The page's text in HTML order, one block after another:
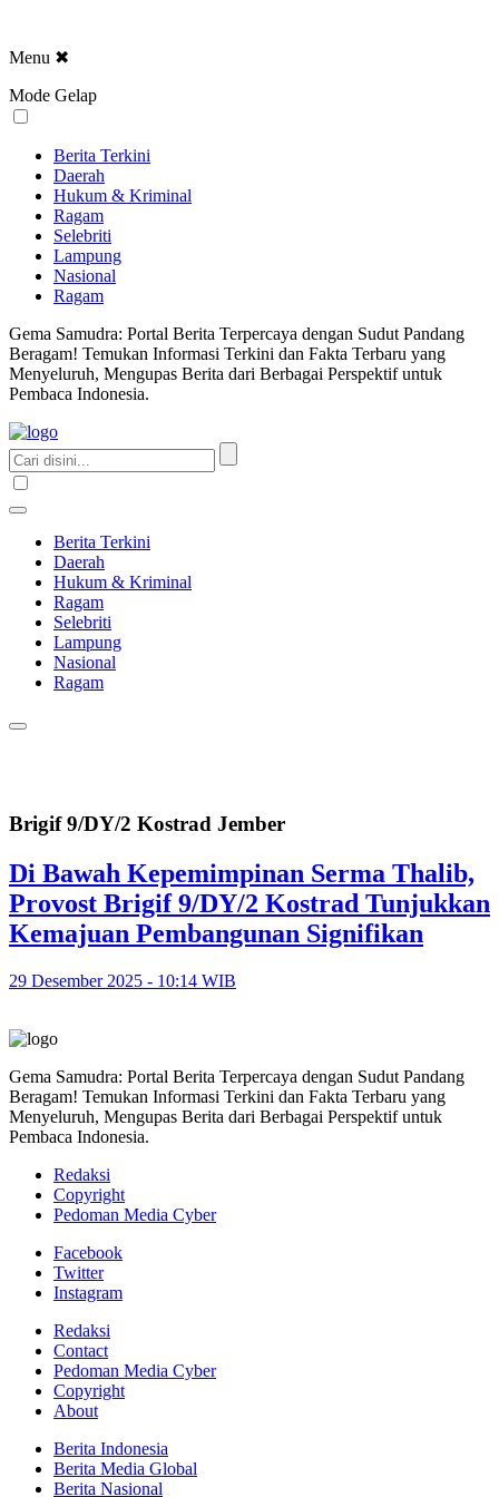
Menu ✖
Mode Gelap
Berita Terkini
Daerah
Hukum & Kriminal
Ragam
Selebriti
Lampung
Nasional
Ragam
Gema Samudra: Portal Berita Terpercaya dengan Sudut Pandang
Beragam! Temukan Informasi Terkini dan Fakta Terbaru yang
Menyeluruh, Mengupas Berita dari Berbagai Perspektif untuk
Pembaca Indonesia.
Berita Terkini
Daerah
Hukum & Kriminal
Ragam
Selebriti
Lampung
Nasional
Ragam
Brigif 9/DY/2 Kostrad Jember
Di Bawah Kepemimpinan Serma Thalib,
Provost Brigif 9/DY/2 Kostrad Tunjukkan
Kemajuan Pembangunan Signifikan
29 Desember 2025 - 10:14 WIB
Gema Samudra: Portal Berita Terpercaya dengan Sudut Pandang
Beragam! Temukan Informasi Terkini dan Fakta Terbaru yang
Menyeluruh, Mengupas Berita dari Berbagai Perspektif untuk
Pembaca Indonesia.
Redaksi
Copyright
Pedoman Media Cyber
Facebook
Twitter
Instagram
Redaksi
Contact
Pedoman Media Cyber
Copyright
About
Berita Indonesia
Berita Media Global
Berita Nasional